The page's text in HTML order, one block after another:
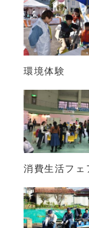
環境体験
消費生活フェ